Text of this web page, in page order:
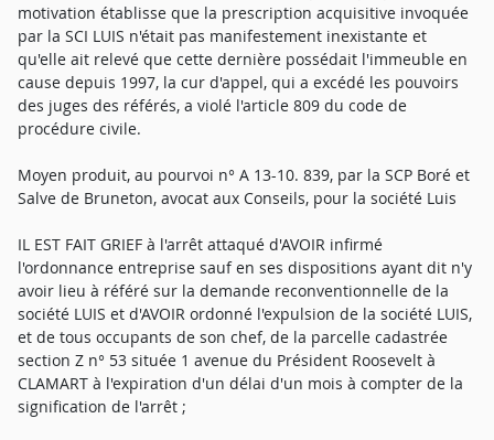
motivation établisse que la prescription acquisitive invoquée
par la SCI LUIS n'était pas manifestement inexistante et
qu'elle ait relevé que cette dernière possédait l'immeuble en
cause depuis 1997, la cur d'appel, qui a excédé les pouvoirs
des juges des référés, a violé l'article 809 du code de
procédure civile.
Moyen produit, au pourvoi n° A 13-10. 839, par la SCP Boré et
Salve de Bruneton, avocat aux Conseils, pour la société Luis
IL EST FAIT GRIEF à l'arrêt attaqué d'AVOIR infirmé
l'ordonnance entreprise sauf en ses dispositions ayant dit n'y
avoir lieu à référé sur la demande reconventionnelle de la
société LUIS et d'AVOIR ordonné l'expulsion de la société LUIS,
et de tous occupants de son chef, de la parcelle cadastrée
section Z n° 53 située 1 avenue du Président Roosevelt à
CLAMART à l'expiration d'un délai d'un mois à compter de la
signification de l'arrêt ;